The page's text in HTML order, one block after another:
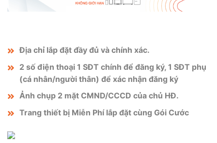
Địa chỉ lắp đặt đầy đủ và chính xác.
2 số điện thoại 1 SĐT chính để đăng ký, 1 SĐT phụ
(cá nhân/người thân) để xác nhận đăng ký
Ảnh chụp 2 mặt CMND/CCCD của chủ HĐ.
Trang thiết bị Miễn Phí lắp đặt cùng Gói Cước